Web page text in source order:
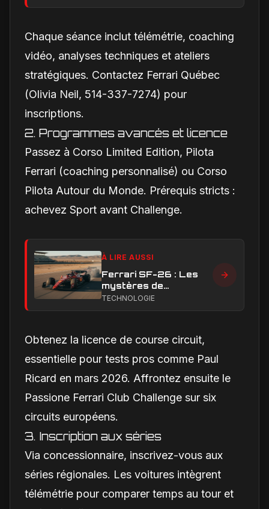
Chaque séance inclut télémétrie, coaching
vidéo, analyses techniques et ateliers
stratégiques. Contactez Ferrari Québec
(Olivia Neil, 514-337-7274) pour
inscriptions.
2. Programmes avancés et licence
Passez à Corso Limited Edition, Pilota
Ferrari (coaching personnalisé) ou Corso
Pilota Autour du Monde. Prérequis stricts :
achevez Sport avant Challenge.
À LIRE AUSSI
Ferrari SF-26 : Les
mystères de
performance en ligne
TECHNOLOGIE
Obtenez la licence de course circuit,
essentielle pour tests pros comme Paul
Ricard en mars 2026. Affrontez ensuite le
Passione Ferrari Club Challenge sur six
circuits européens.
3. Inscription aux séries
Via concessionnaire, inscrivez-vous aux
séries régionales. Les voitures intègrent
télémétrie pour comparer temps au tour et